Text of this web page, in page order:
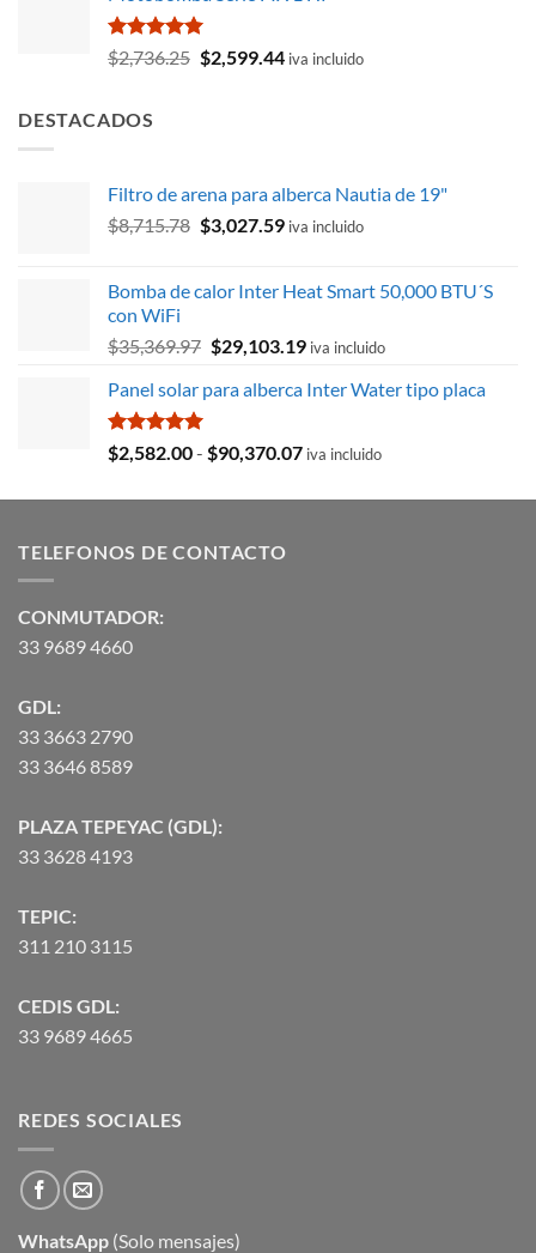
era:
$261.97.$235.87.
Valorado
con
$2,736.25 El
$2,599.44Eliva incluido
DESTACADOS
Filtro de arena para alberca Nautia de 19"
$8,715.78 El
era:
$3,027.59El
es:
iva incluido
Bomba de calor Inter Heat Smart 50,000 BTU´S
con WiFi
$35,369.97 El
original
$35,369.97.
$29,103.19El
actual
$29,103.19.
iva incluido
Panel solar para alberca Inter Water tipo placa
Valorado
con
$2,582.00- $90,370.07Rango
precios:
iva incluido
TELEFONOS DE CONTACTO
CONMUTADOR:
33 9689 4660
GDL:
33 3663 2790
33 3646 8589
PLAZA TEPEYAC (GDL):
33 3628 4193
TEPIC:
311 210 3115
CEDIS GDL:
33 9689 4665
REDES SOCIALES
WhatsApp (Solo mensajes)